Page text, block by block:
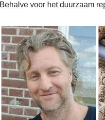
Behalve voor het duurzaam